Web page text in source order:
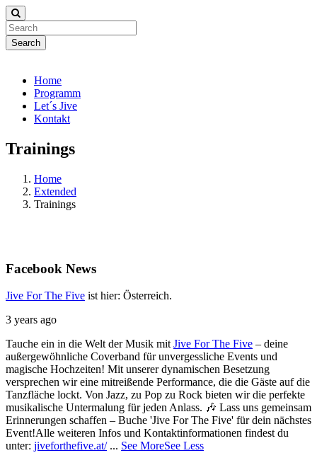
Search
Home
Programm
Let´s Jive
Kontakt
Trainings
Home
Extended
Trainings
Facebook News
Jive For The Five ist hier: Österreich.
3 years ago
Tauche ein in die Welt der Musik mit Jive For The Five – deine
außergewöhnliche Coverband für unvergessliche Events und
magische Hochzeiten! Mit unserer dynamischen Besetzung
versprechen wir eine mitreißende Performance, die die Gäste auf die
Tanzfläche lockt. Von Jazz, zu Pop zu Rock bieten wir die perfekte
musikalische Untermalung für jeden Anlass. 🎶 Lass uns gemeinsam
Erinnerungen schaffen – Buche 'Jive For The Five' für dein nächstes
Event!Alle weiteren Infos und Kontaktinformationen findest du
unter: jiveforthefive.at/ ... See MoreSee Less